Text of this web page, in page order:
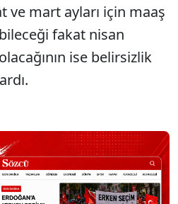
ve mart ayları için maaş
fakat nisan
ise belirsizlik